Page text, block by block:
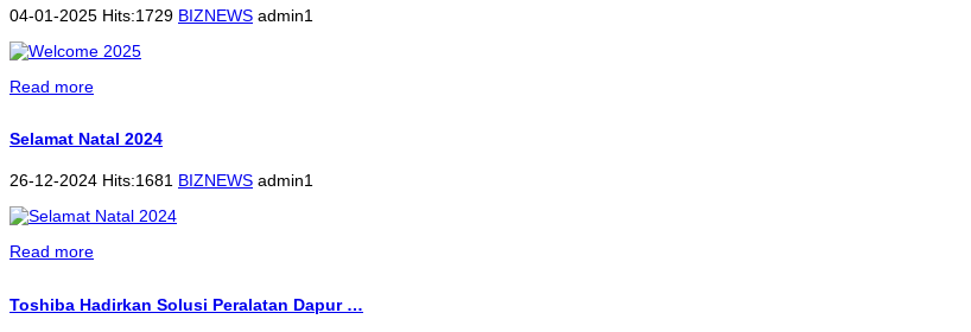
04-01-2025 Hits:1729 BIZNEWS admin1
Read more
Selamat Natal 2024
26-12-2024 Hits:1681 BIZNEWS admin1
Read more
Toshiba Hadirkan Solusi Peralatan Dapur …